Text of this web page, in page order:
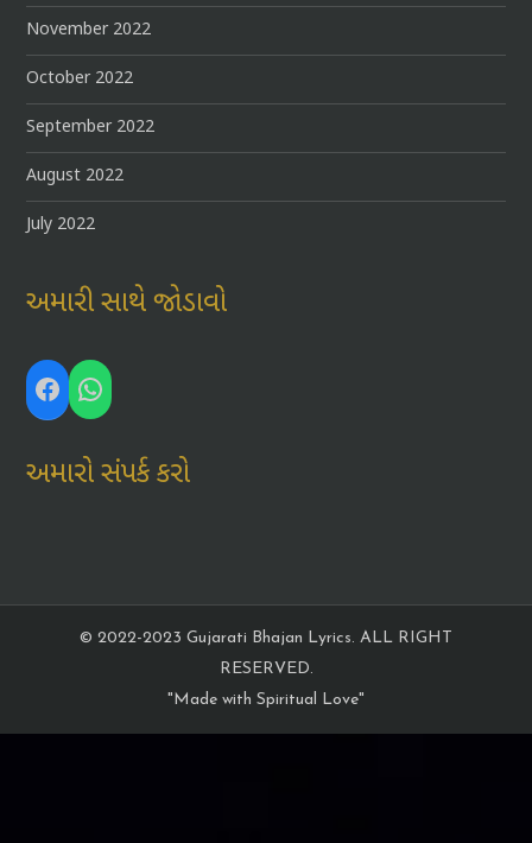
November 2022
October 2022
September 2022
August 2022
July 2022
અમારી સાથે જોડાવો
Facebook
WhatsApp
અમારો સંપર્ક કરો
© 2022-2023 Gujarati Bhajan Lyrics. ALL RIGHT
RESERVED.
"Made with Spiritual Love"